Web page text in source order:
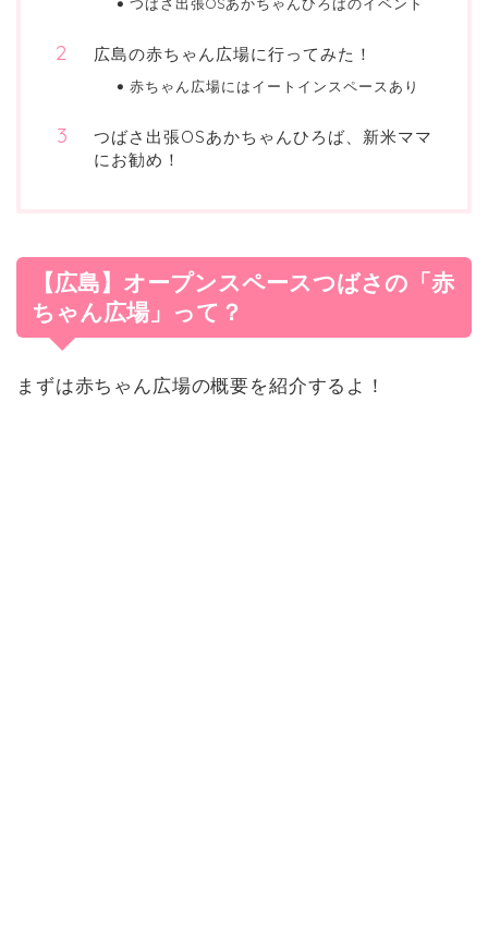
広島の赤ちゃん広場に行ってみた！
赤ちゃん広場にはイートインスペースあり
つばさ出張OSあかちゃんひろば、新米ママ
にお勧め！
【広島】オープンスペースつばさの「赤
ちゃん広場」って？
まずは赤ちゃん広場の概要を紹介するよ！